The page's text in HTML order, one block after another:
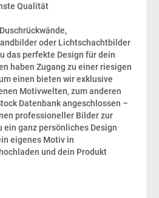
Qualität
oder Lichtschachtbilder
das perfekte Design für dein
haben Zugang zu einer riesigen
einen bieten wir exklusive
Motivwelten, zum anderen
Datenbank angeschlossen –
professioneller Bilder zur
ein ganz persönliches Design
eigenes Motiv in
hochladen und dein Produkt